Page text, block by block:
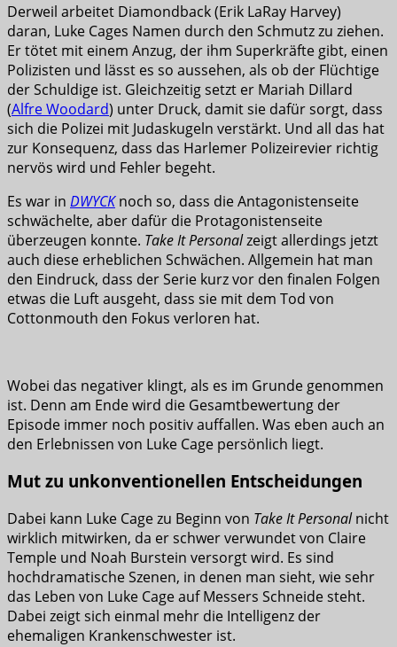
Derweil arbeitet Diamondback (Erik LaRay Harvey)
daran, Luke Cages Namen durch den Schmutz zu ziehen.
Er tötet mit einem Anzug, der ihm Superkräfte gibt, einen
Polizisten und lässt es so aussehen, als ob der Flüchtige
der Schuldige ist. Gleichzeitig setzt er Mariah Dillard
(Alfre Woodard) unter Druck, damit sie dafür sorgt, dass
sich die Polizei mit Judaskugeln verstärkt. Und all das hat
zur Konsequenz, dass das Harlemer Polizeirevier richtig
nervös wird und Fehler begeht.
Es war in DWYCKnoch so, dass die Antagonistenseite
schwächelte, aber dafür die Protagonistenseite
überzeugen konnte. Take It Personalzeigt allerdings jetzt
auch diese erheblichen Schwächen. Allgemein hat man
den Eindruck, dass der Serie kurz vor den finalen Folgen
etwas die Luft ausgeht, dass sie mit dem Tod von
Cottonmouth den Fokus verloren hat.
Wobei das negativer klingt, als es im Grunde genommen
ist. Denn am Ende wird die Gesamtbewertung der
Episode immer noch positiv auffallen. Was eben auch an
den Erlebnissen von Luke Cage persönlich liegt.
Mut zu unkonventionellen Entscheidungen
Dabei kann Luke Cage zu Beginn von Take It Personalnicht
wirklich mitwirken, da er schwer verwundet von Claire
Temple und Noah Burstein versorgt wird. Es sind
hochdramatische Szenen, in denen man sieht, wie sehr
das Leben von Luke Cage auf Messers Schneide steht.
Dabei zeigt sich einmal mehr die Intelligenz der
ehemaligen Krankenschwester ist.